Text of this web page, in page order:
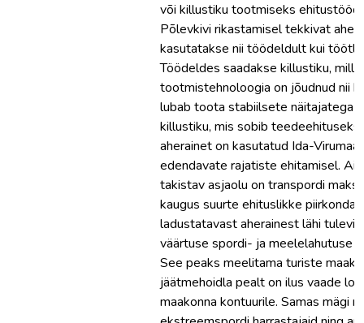
või killustiku tootmiseks
Põlevkivi rikastamisel tekkivat
kasutatakse nii töödeldult kui
Töödeldes saadakse killustiku, mille
tootmistehnoloogia on jõudnud nii
lubab toota stabiilsete näitajatega
killustiku, mis sobib
aherainet on kasutatud Ida-
edendavate rajatiste ehitamisel.
takistav asjaolu on transpordi
kaugus suurte ehituslikke
ladustatavast aherainest lähi
väärtuse spordi- ja meelelahutuse
See peaks meelitama turiste
jäätmehoidla pealt on ilus vaade
maakonna kontuurile. Samas mägi